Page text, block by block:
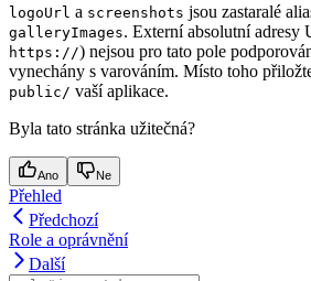
logoUrl a screenshots jsou zastaralé
galleryImages. Externí absolutní adresy
https://) nejsou pro tato pole
vynechány s varováním. Místo toho
public/ vaší aplikace.
Byla tato stránka užitečná?
Ano Ne
Přehled
Předchozí
Role a oprávnění
Další